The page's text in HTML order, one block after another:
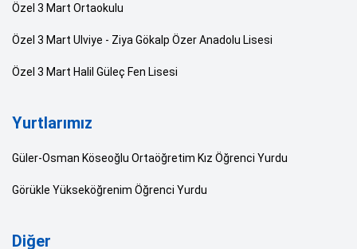
Özel 3 Mart Ortaokulu
Özel 3 Mart Ulviye - Ziya Gökalp Özer Anadolu Lisesi
Özel 3 Mart Halil Güleç Fen Lisesi
Yurtlarımız
Güler-Osman Köseoğlu Ortaöğretim Kız Öğrenci Yurdu
Görükle Yükseköğrenim Öğrenci Yurdu
Diğer